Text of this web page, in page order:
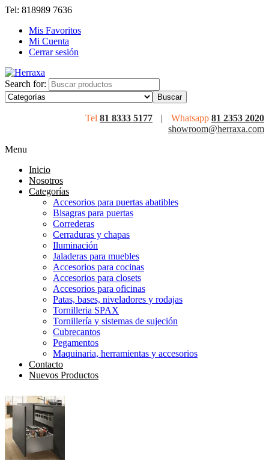
Tel: 818989 7636
Mis Favoritos
Mi Cuenta
Cerrar sesión
Search for:
Tel 81 8333 5177 | Whatsapp 81 2353 2020
showroom@herraxa.com
Menu
Inicio
Nosotros
Categorías
Accesorios para puertas abatibles
Bisagras para puertas
Correderas
Cerraduras y chapas
Iluminación
Jaladeras para muebles
Accesorios para cocinas
Accesorios para closets
Accesorios para oficinas
Patas, bases, niveladores y rodajas
Tornilleria SPAX
Tornillería y sistemas de sujeción
Cubrecantos
Pegamentos
Maquinaria, herramientas y accesorios
Contacto
Nuevos Productos